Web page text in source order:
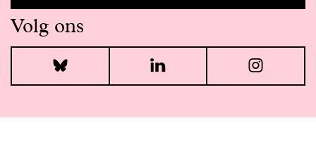
Volg ons
Bluesky LinkedIn